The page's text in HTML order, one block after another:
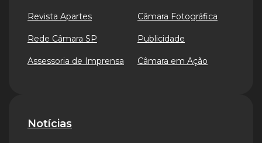
Revista Apartes
Rede Câmara SP
Assessoria de Imprensa
Câmara Fotográfica
Publicidade
Câmara em Ação
Notícias